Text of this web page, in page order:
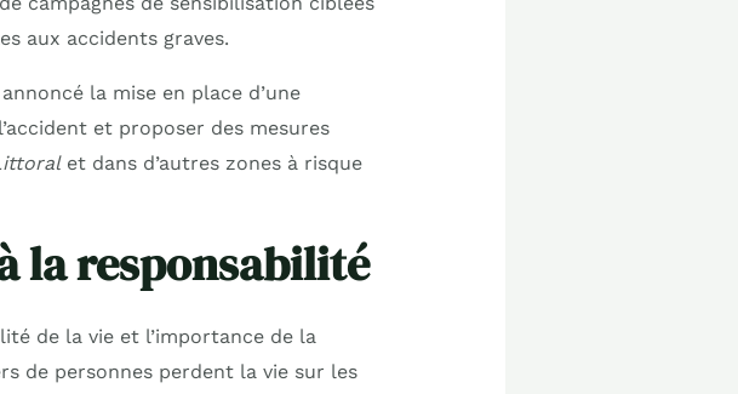
aux accidents graves.
la mise en place d’une
et proposer des mesures
et dans d’autres zones à risque
la responsabilité
de la vie et l’importance de la
de personnes perdent la vie sur les